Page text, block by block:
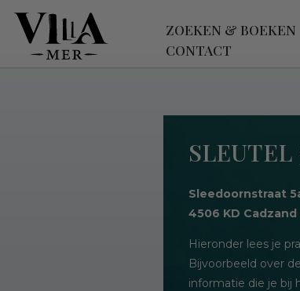
ZOEKEN & BOEKEN
CONTACT
Sleedoornstraat
4506 KD Cadzand
Hieronder lees je
Bijvoorbeeld over
informatie die je bij